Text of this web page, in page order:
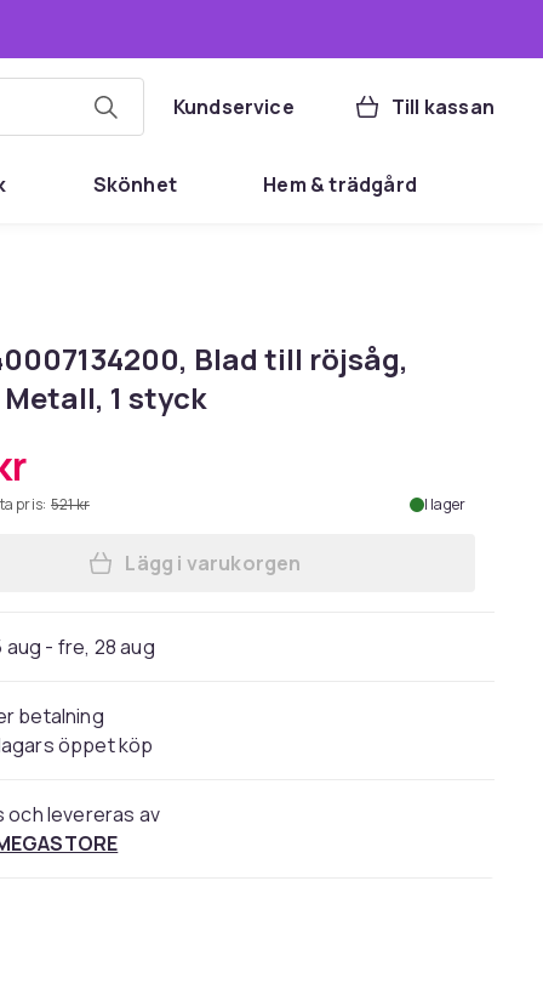
Kundservice Till kassan
Skönhet Hem & trädgård
Blad till röjsåg,
1 styck
pris: 521 kr I lager
Lägg till Stihl 40007134200, Blad
Lägg i varukorgen
aug - fre, 28 aug
betalning
öppet köp
och levereras av